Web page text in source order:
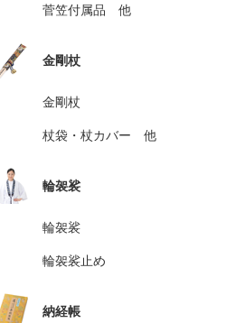
菅笠付属品 他
金剛杖
金剛杖
杖袋・杖カバー 他
輪袈裟
輪袈裟
輪袈裟止め
納経帳